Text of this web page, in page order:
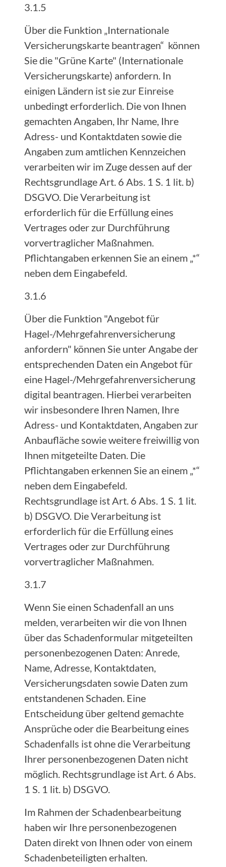
3.1.5
Über die Funktion „Internationale
Versicherungskarte beantragen“ können
Sie die "Grüne Karte" (Internationale
Versicherungskarte) anfordern. In
einigen Ländern ist sie zur Einreise
unbedingt erforderlich. Die von Ihnen
gemachten Angaben, Ihr Name, Ihre
Adress- und Kontaktdaten sowie die
Angaben zum amtlichen Kennzeichen
verarbeiten wir im Zuge dessen auf der
Rechtsgrundlage Art. 6 Abs. 1 S. 1 lit. b)
DSGVO. Die Verarbeitung ist
erforderlich für die Erfüllung eines
Vertrages oder zur Durchführung
vorvertraglicher Maßnahmen.
Pflichtangaben erkennen Sie an einem „*“
neben dem Eingabefeld.
3.1.6
Über die Funktion "Angebot für
Hagel-/Mehrgefahrenversicherung
anfordern" können Sie unter Angabe der
entsprechenden Daten ein Angebot für
eine Hagel-/Mehrgefahrenversicherung
digital beantragen. Hierbei verarbeiten
wir insbesondere Ihren Namen, Ihre
Adress- und Kontaktdaten, Angaben zur
Anbaufläche sowie weitere freiwillig von
Ihnen mitgeteilte Daten. Die
Pflichtangaben erkennen Sie an einem „*“
neben dem Eingabefeld.
Rechtsgrundlage ist Art. 6 Abs. 1 S. 1 lit.
b) DSGVO. Die Verarbeitung ist
erforderlich für die Erfüllung eines
Vertrages oder zur Durchführung
vorvertraglicher Maßnahmen.
3.1.7
Wenn Sie einen Schadenfall an uns
melden, verarbeiten wir die von Ihnen
über das Schadenformular mitgeteilten
personenbezogenen Daten: Anrede,
Name, Adresse, Kontaktdaten,
Versicherungsdaten sowie Daten zum
entstandenen Schaden. Eine
Entscheidung über geltend gemachte
Ansprüche oder die Bearbeitung eines
Schadenfalls ist ohne die Verarbeitung
Ihrer personenbezogenen Daten nicht
möglich. Rechtsgrundlage ist Art. 6 Abs.
1 S. 1 lit. b) DSGVO.
Im Rahmen der Schadenbearbeitung
haben wir Ihre personenbezogenen
Daten direkt von Ihnen oder von einem
Schadenbeteiligten erhalten.